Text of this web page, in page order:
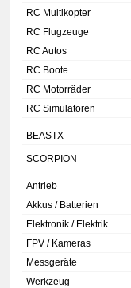
RC Multikopter
RC Flugzeuge
RC Autos
RC Boote
RC Motorräder
RC Simulatoren
BEASTX
SCORPION
Antrieb
Akkus / Batterien
Elektronik / Elektrik
FPV / Kameras
Messgeräte
Werkzeug